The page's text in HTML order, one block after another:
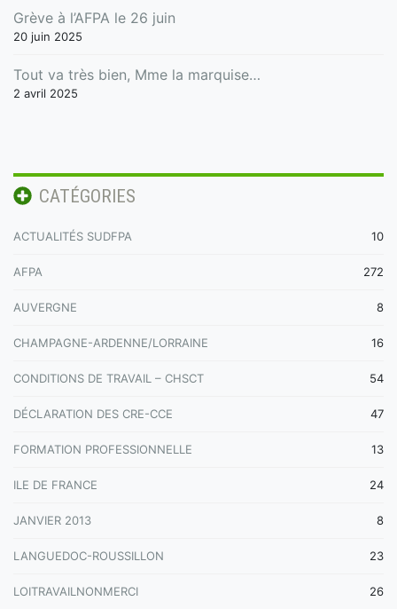
Grève à l’AFPA le 26 juin
20 juin 2025
Tout va très bien, Mme la marquise…
2 avril 2025
CATÉGORIES
ACTUALITÉS SUDFPA 10
AFPA 272
AUVERGNE 8
CHAMPAGNE-ARDENNE/LORRAINE 16
CONDITIONS DE TRAVAIL – CHSCT 54
DÉCLARATION DES CRE-CCE 47
FORMATION PROFESSIONNELLE 13
ILE DE FRANCE 24
JANVIER 2013 8
LANGUEDOC-ROUSSILLON 23
LOITRAVAILNONMERCI 26